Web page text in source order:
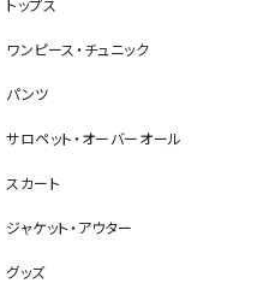
トップス
ワンピース・チュニック
パンツ
サロペット・オーバーオール
スカート
ジャケット・アウター
グッズ